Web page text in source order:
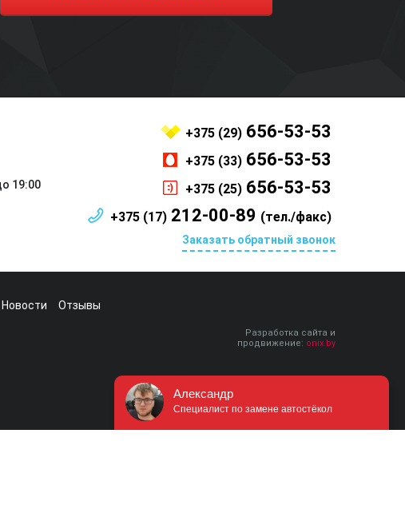
19:00
+375 (29)656-53-53
+375 (33)656-53-53
+375 (25)656-53-53
+375 (17)212-00-89 (тел./факс)
Заказать обратный звонок
Новости Отзывы
Разработка сайта и
продвижение: onix.by
Александр
Специалист по замене автостёкол